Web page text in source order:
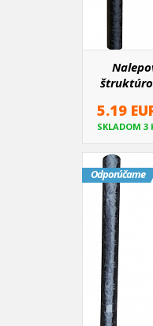
5.19
SKLADOM 3
Odporúčame